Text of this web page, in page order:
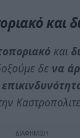
και
και
δε να